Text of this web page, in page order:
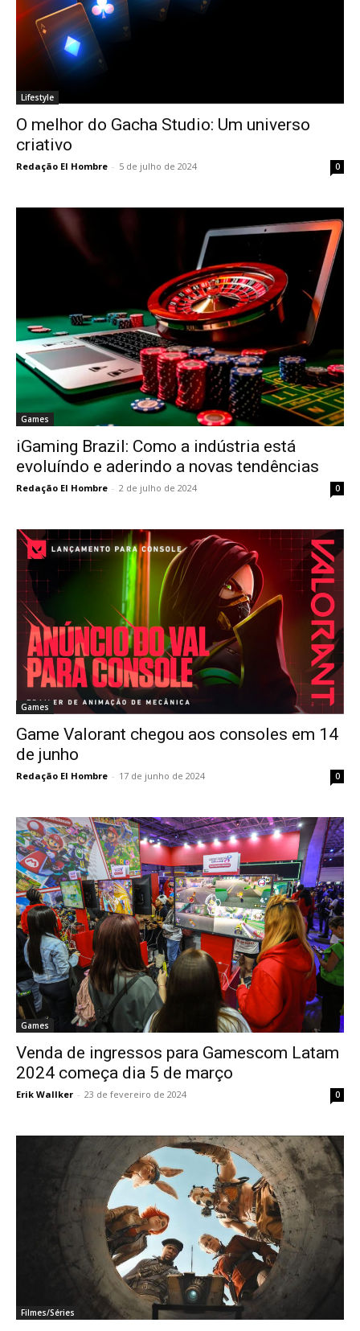
Lifestyle
O melhor do Gacha Studio: Um universo
criativo
Redação El Hombre - 5 de julho de 2024 0
Games
iGaming Brazil: Como a indústria está
evoluíndo e aderindo a novas tendências
Redação El Hombre - 2 de julho de 2024 0
Games
Game Valorant chegou aos consoles em 14
de junho
Redação El Hombre - 17 de junho de 2024 0
Games
Venda de ingressos para Gamescom Latam
2024 começa dia 5 de março
Erik Wallker - 23 de fevereiro de 2024 0
Filmes/Séries